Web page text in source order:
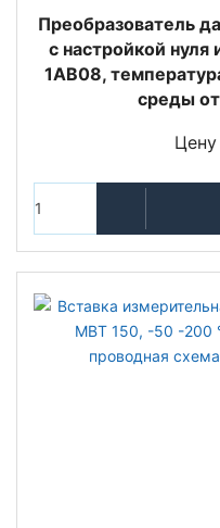
Преобразователь
с настройкой
1AB08,
среды
Цену